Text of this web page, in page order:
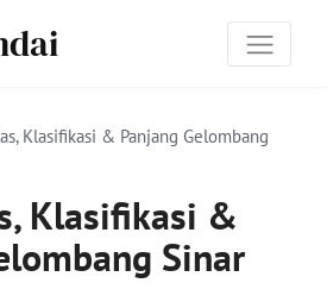
Klasifikasi & Panjang Gelombang
Klasifikasi &
Sinar